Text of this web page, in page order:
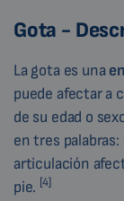
Gota -
La gota es una
puede afectar a
de su edad o
en tres
articulación
pie. [4]